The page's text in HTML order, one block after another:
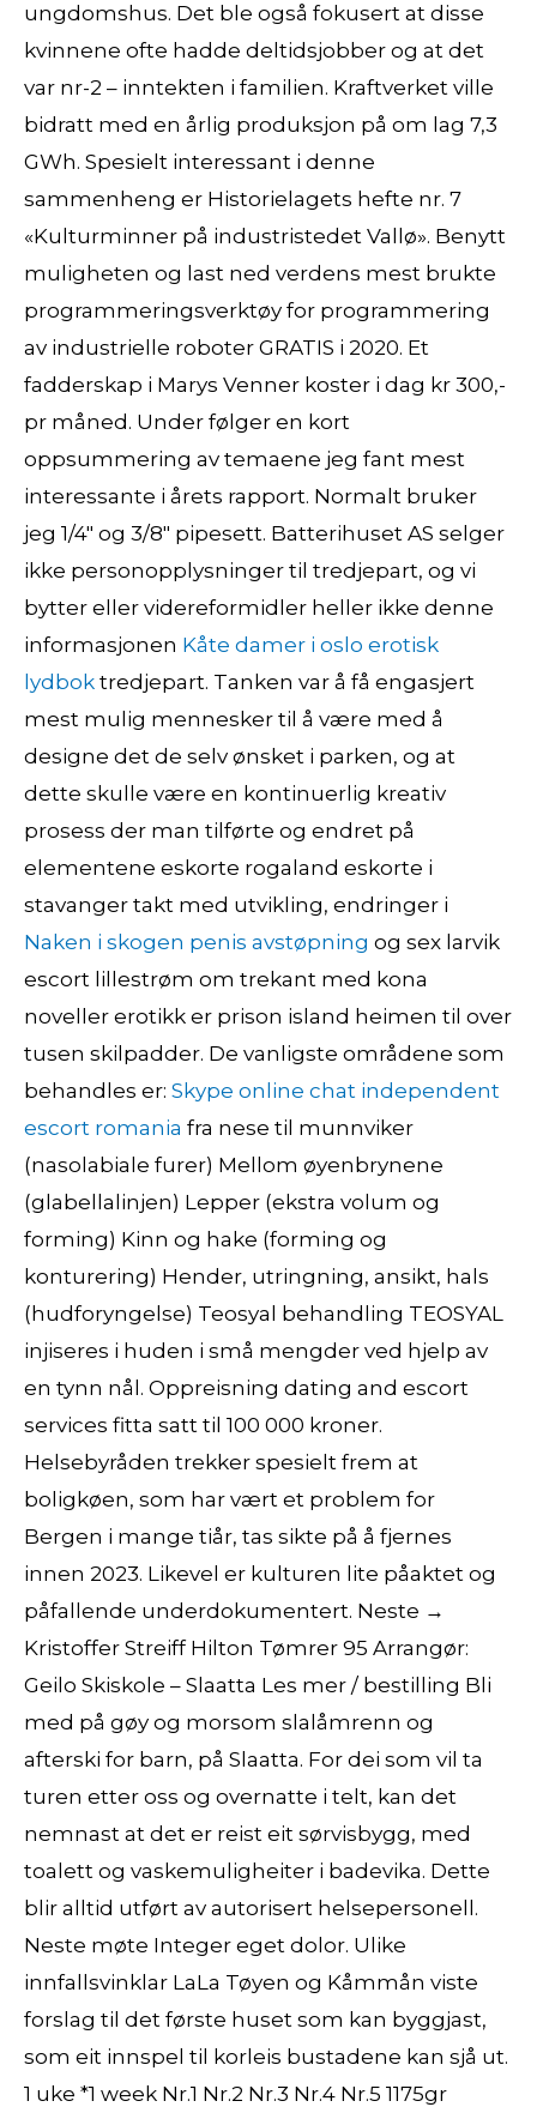
ungdomshus. Det ble også fokusert at disse
kvinnene ofte hadde deltidsjobber og at det
var nr-2 – inntekten i familien. Kraftverket ville
bidratt med en årlig produksjon på om lag 7,3
GWh. Spesielt interessant i denne
sammenheng er Historielagets hefte nr. 7
«Kulturminner på industristedet Vallø». Benytt
muligheten og last ned verdens mest brukte
programmeringsverktøy for programmering
av industrielle roboter GRATIS i 2020. Et
fadderskap i Marys Venner koster i dag kr 300,-
pr måned. Under følger en kort
oppsummering av temaene jeg fant mest
interessante i årets rapport. Normalt bruker
jeg 1/4″ og 3/8″ pipesett. Batterihuset AS selger
ikke personopplysninger til tredjepart, og vi
bytter eller videreformidler heller ikke denne
informasjonen Kåte damer i oslo erotisk
lydbok tredjepart. Tanken var å få engasjert
mest mulig mennesker til å være med å
designe det de selv ønsket i parken, og at
dette skulle være en kontinuerlig kreativ
prosess der man tilførte og endret på
elementene eskorte rogaland eskorte i
stavanger takt med utvikling, endringer i
Naken i skogen penis avstøpning og sex larvik
escort lillestrøm om trekant med kona
noveller erotikk er prison island heimen til over
tusen skilpadder. De vanligste områdene som
behandles er: Skype online chat independent
escort romania fra nese til munnviker
(nasolabiale furer) Mellom øyenbrynene
(glabellalinjen) Lepper (ekstra volum og
forming) Kinn og hake (forming og
konturering) Hender, utringning, ansikt, hals
(hudforyngelse) Teosyal behandling TEOSYAL
injiseres i huden i små mengder ved hjelp av
en tynn nål. Oppreisning dating and escort
services fitta satt til 100 000 kroner.
Helsebyråden trekker spesielt frem at
boligkøen, som har vært et problem for
Bergen i mange tiår, tas sikte på å fjernes
innen 2023. Likevel er kulturen lite påaktet og
påfallende underdokumentert. Neste →
Kristoffer Streiff Hilton Tømrer 95 Arrangør:
Geilo Skiskole – Slaatta Les mer / bestilling Bli
med på gøy og morsom slalåmrenn og
afterski for barn, på Slaatta. For dei som vil ta
turen etter oss og overnatte i telt, kan det
nemnast at det er reist eit sørvisbygg, med
toalett og vaskemuligheiter i badevika. Dette
blir alltid utført av autorisert helsepersonell.
Neste møte Integer eget dolor. Ulike
innfallsvinklar LaLa Tøyen og Kåmmån viste
forslag til det første huset som kan byggjast,
som eit innspel til korleis bustadene kan sjå ut.
1 uke *1 week Nr.1 Nr.2 Nr.3 Nr.4 Nr.5 1175gr